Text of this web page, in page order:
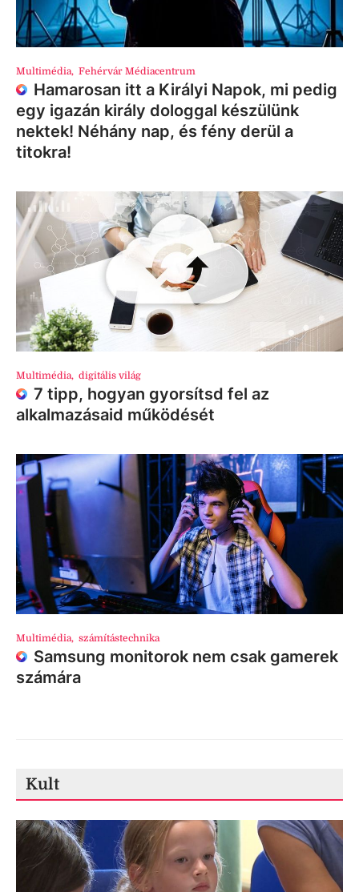
Multimédia, Fehérvár Médiacentrum
Hamarosan itt a Királyi Napok, mi pedig
egy igazán király dologgal készülünk
nektek! Néhány nap, és fény derül a
titokra!
Multimédia, digitális világ
7 tipp, hogyan gyorsítsd fel az
alkalmazásaid működését
Multimédia, számítástechnika
Samsung monitorok nem csak gamerek
számára
Kult